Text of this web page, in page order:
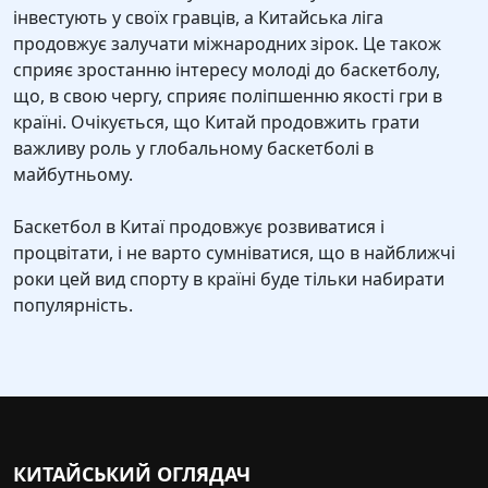
інвестують у своїх гравців, а Китайська ліга
продовжує залучати міжнародних зірок. Це також
сприяє зростанню інтересу молоді до баскетболу,
що, в свою чергу, сприяє поліпшенню якості гри в
країні. Очікується, що Китай продовжить грати
важливу роль у глобальному баскетболі в
майбутньому.
Баскетбол в Китаї продовжує розвиватися і
процвітати, і не варто сумніватися, що в найближчі
роки цей вид спорту в країні буде тільки набирати
популярність.
КИТАЙСЬКИЙ ОГЛЯДАЧ